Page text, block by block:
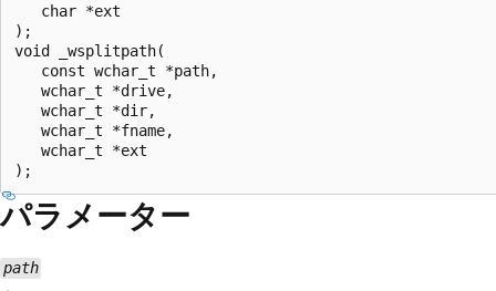
   char *ext
);
void _wsplitpath(
   const wchar_t *path,
   wchar_t *drive,
   wchar_t *dir,
   wchar_t *fname,
   wchar_t *ext
パラメーター
path